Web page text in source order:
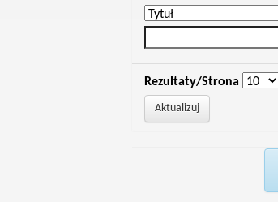
Rezultaty/Strona